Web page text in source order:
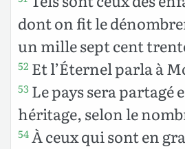
dont on fit le
un mille sept cent
52 Et l’Éternel parla à
53 Le pays sera partagé
héritage, selon le
54À ceux qui sont en